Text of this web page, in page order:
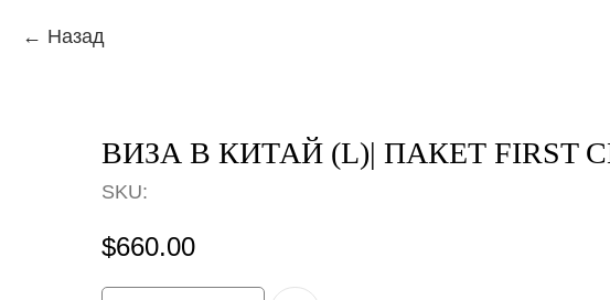
Назад
ВИЗА В КИТАЙ (L)| ПАКЕТ FIRST
SKU:
$660.00